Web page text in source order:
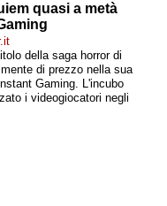
quasi a metà
della saga horror di
di prezzo nella sua
Gaming. L'incubo
i videogiocatori negli